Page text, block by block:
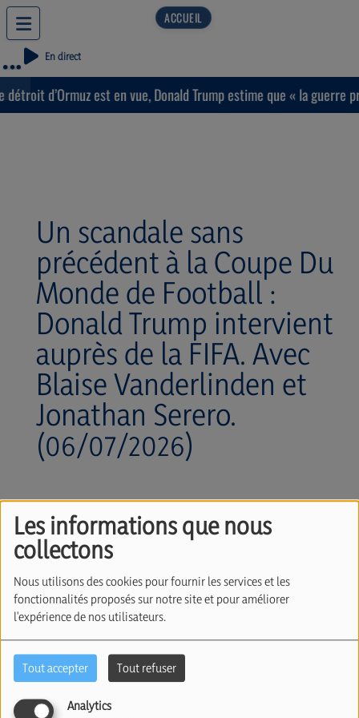
Les informations que nous
collectons
Nous utilisons des cookies pour fournir les services et les
fonctionnalités proposés sur notre site et pour améliorer
l'expérience de nos utilisateurs.
Tout accepter Tout refuser
Analytics
En direct
d’Ormuz est en vue, Donald Trump estime que « la guerre
Un scandale sans
précédent à la Coupe Du
Monde de Football :
Donald Trump intervient
auprès de la FIFA. Avec
Blaise Vanderlinden et
Jonathan Serero.
(06/07/2026)
06 juillet 2026
Écouter le podcast
Résultats de la nuit passée et discussion autour du